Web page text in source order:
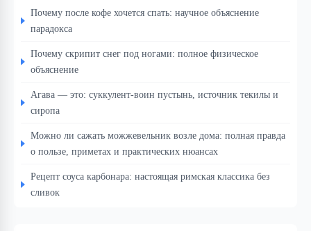
Почему после кофе хочется спать: научное объяснение
парадокса
Почему скрипит снег под ногами: полное физическое
объяснение
Агава — это: суккулент-воин пустынь, источник текилы и
сиропа
Можно ли сажать можжевельник возле дома: полная правда
о пользе, приметах и практических нюансах
Рецепт соуса карбонара: настоящая римская классика без
сливок